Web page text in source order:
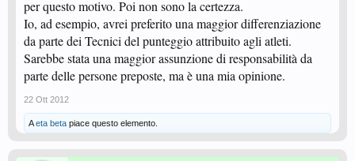
per questo motivo. Poi non sono la certezza.
Io, ad esempio, avrei preferito una maggior differenziazione
da parte dei Tecnici del punteggio attribuito agli atleti.
Sarebbe stata una maggior assunzione di responsabilità da
parte delle persone preposte, ma è una mia opinione.
22 Ott 2012
Aeta beta piace questo elemento.